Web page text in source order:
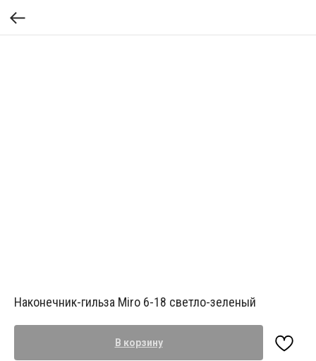
Наконечник-гильза Miro 6-18 светло-зеленый
В корзину